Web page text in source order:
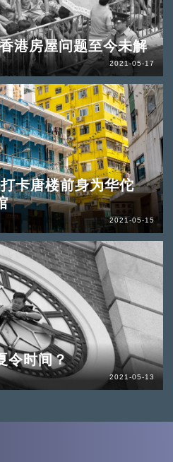
港房屋问题至今未解
2021-05-17
卡唐楼前身为华佗
2021-05-15
令时间？
2021-05-13